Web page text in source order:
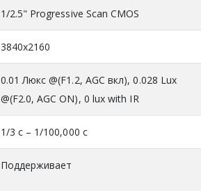
1/2.5" Progressive Scan CMOS
3840х2160
0.01 Люкс @(F1.2, AGC вкл), 0.028 Lux
@(F2.0, AGC ON), 0 lux with IR
1/3 с – 1/100,000 с
Поддерживает